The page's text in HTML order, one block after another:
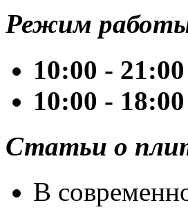
Режим
10:00 - 21:00
10:00 - 18:00
Статьи о
В